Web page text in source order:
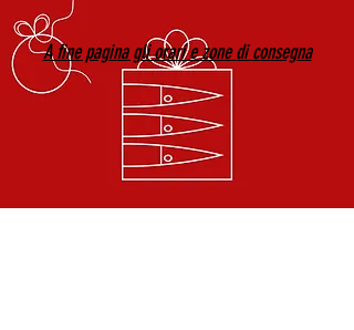
A fine pagina gli orari e zone di consegna